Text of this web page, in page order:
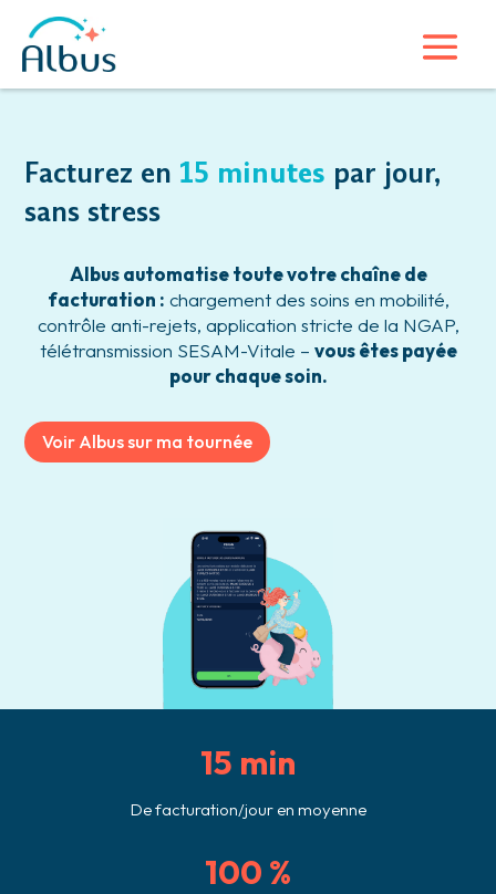
Facturez en 15 minutes par jour,
sans stress
Albus automatise toute votre chaîne de
facturation : chargement des soins en mobilité,
contrôle anti-rejets, application stricte de la NGAP,
télétransmission SESAM-Vitale – vous êtes payée
pour chaque soin.
Voir Albus sur ma tournée
15 min
De facturation/jour en moyenne
100 %